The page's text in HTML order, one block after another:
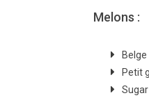
Melons :
Petit